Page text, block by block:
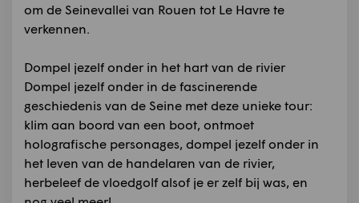
om de Seinevallei van Rouen tot Le Havre te
verkennen.
Dompel jezelf onder in het hart van de rivier
Dompel jezelf onder in de fascinerende
geschiedenis van de Seine met deze unieke tour:
klim aan boord van een boot, ontmoet
holografische personages, dompel jezelf onder in
het leven van de handelaren van de rivier,
herbeleef de vloedgolf alsof je er zelf bij was, en